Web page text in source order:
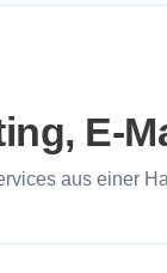
E-
aus einer